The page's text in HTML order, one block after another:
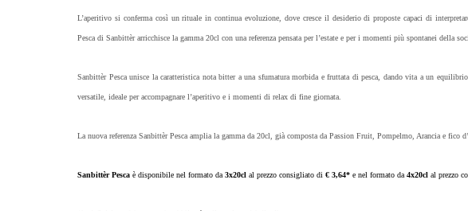
L’aperitivo si conferma così un rituale in continua evoluzione, dove cresce il desiderio di proposte capaci di
Pesca di Sanbittèr arricchisce la gamma 20cl con una referenza pensata per l’estate e per i momenti più spontanei della
Sanbittèr Pesca unisce la caratteristica nota bitter a una sfumatura morbida e fruttata di pesca, dando vita a un
versatile, ideale per accompagnare l’aperitivo e i momenti di relax di fine giornata.
La nuova referenza Sanbittèr Pesca amplia la gamma da 20cl, già composta da Passion Fruit, Pompelmo, Arancia e fico
Sanbittèr Pesca è disponibile nel formato da 3x20cl al prezzo consigliato di € 3,64* e nel formato da 4x20cl al prezzo